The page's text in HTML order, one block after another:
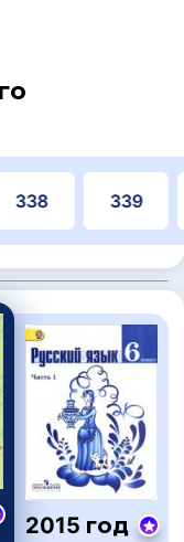
338 339
2015 год